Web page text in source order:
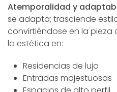
Atemporalidad y
se adapta; trasciende
convirtiéndose en la pieza
la estética en:
Residencias de lujo
Entradas majestuosas